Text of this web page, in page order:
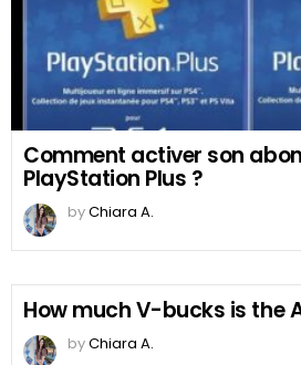
Comment activer son
PlayStation Plus ?
byChiara A.
How much V-bucks is the
byChiara A.